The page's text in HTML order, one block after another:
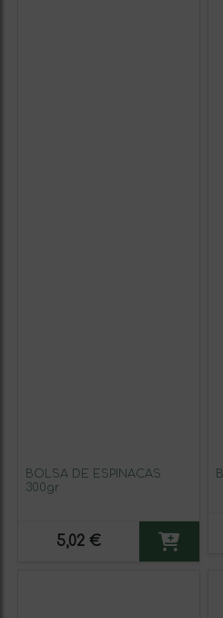
BOLSA DE ESPINACAS
300gr
5,02 €